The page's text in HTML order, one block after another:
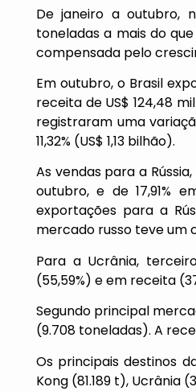
De janeiro a outubro,
toneladas a mais do
compensada pelo
Em outubro, o Brasil
receita de US$ 124,48
registraram uma
11,32% (US$ 1,13 bilhão).
As vendas para a
outubro, e de 17,91%
exportações para a
mercado russo teve um
Para a Ucrânia,
(55,59%) e em receita
Segundo principal
(9.708 toneladas). A
Os principais destinos
Kong (81.189 t), Ucrânia